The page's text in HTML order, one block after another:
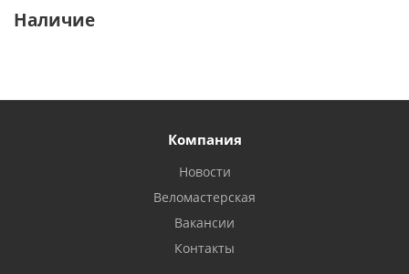
Наличие
Компания
Новости
Веломастерская
Вакансии
Контакты